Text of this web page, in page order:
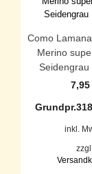
Como
Merino
Seidengrau
Grundpr.
inkl.
zzgl.